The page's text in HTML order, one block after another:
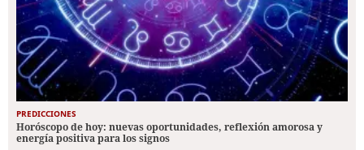
PREDICCIONES
Horóscopo de hoy: nuevas oportunidades, reflexión amorosa y
energía positiva para los signos